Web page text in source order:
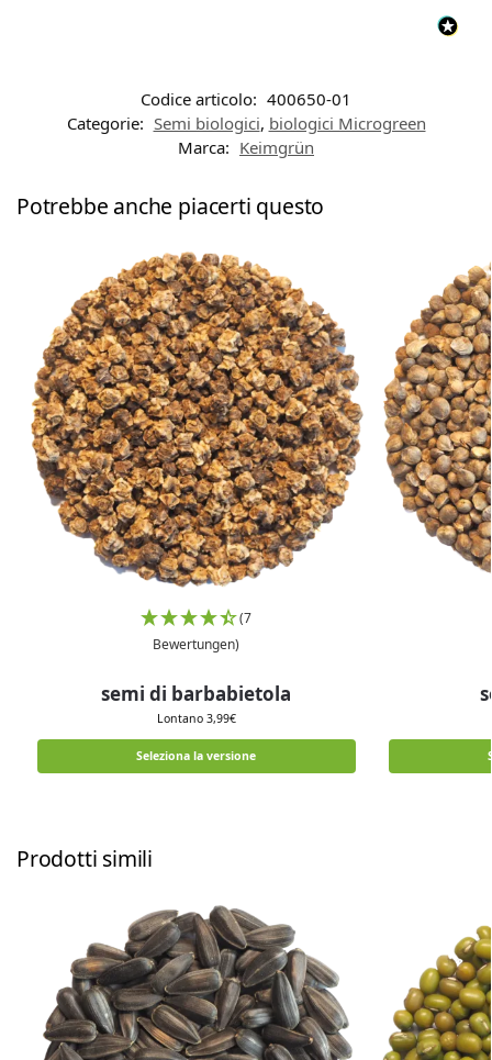
Codice articolo: 400650-01
Categorie: Semi biologici, biologici Microgreen
Marca: Keimgrün
Potrebbe anche piacerti questo
(7
Bewertungen)
semi di barbabietola
Lontano 3,99€
Seleziona la versione
Prodotti simili